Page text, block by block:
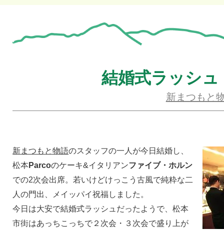
リ
結婚式ラッシュ
新まつもと
新まつもと物語のスタッフの一人が今日結婚し、
松本 Parcoのケーキ&イタリアンファイブ・ホルン
での2次会出席。若いけどけっこう古風で純粋な二
人の門出、メイッパイ祝福しました。
今日は大安で結婚式ラッシュだったようで、松本
市街はあっちこっちで２次会・３次会で盛り上が